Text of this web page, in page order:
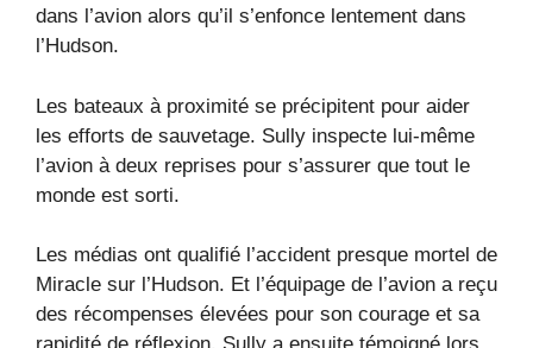
dans l’avion alors qu’il s’enfonce lentement dans
l’Hudson.
Les bateaux à proximité se précipitent pour aider
les efforts de sauvetage. Sully inspecte lui-même
l’avion à deux reprises pour s’assurer que tout le
monde est sorti.
Les médias ont qualifié l’accident presque mortel de
Miracle sur l’Hudson. Et l’équipage de l’avion a reçu
des récompenses élevées pour son courage et sa